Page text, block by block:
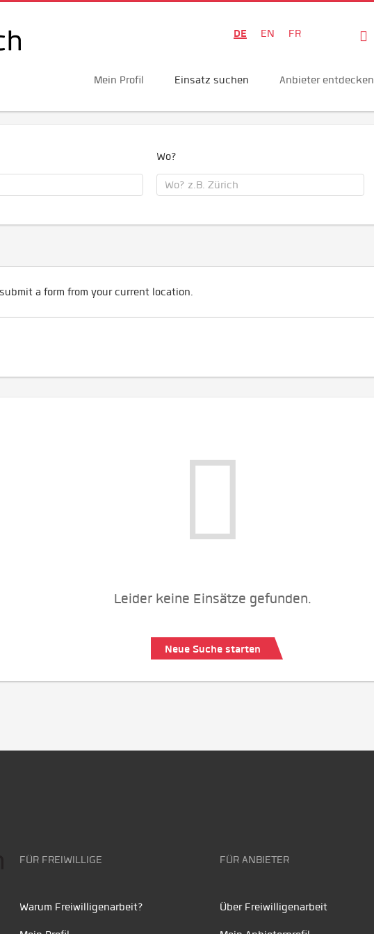
DE EN FR
Mein Profil Einsatz suchen Anbieter entdecken
Wo?
a form from your current location.
Leider keine Einsätze gefunden.
Neue Suche starten
FÜR FREIWILLIGE
Warum Freiwilligenarbeit?
FÜR ANBIETER
Über Freiwilligenarbeit